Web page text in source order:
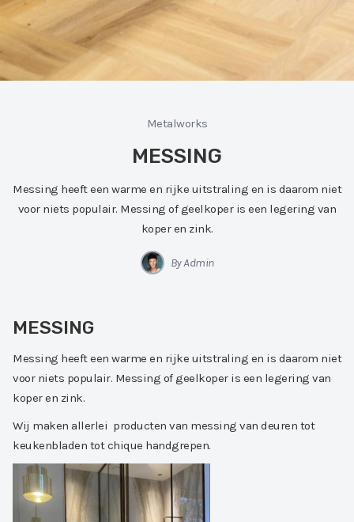
Metalworks
MESSING
Messing heeft een warme en rijke uitstraling en is daarom niet
voor niets populair. Messing of geelkoper is een legering van
koper en zink.
By Admin
MESSING
Messing heeft een warme en rijke uitstraling en is daarom niet
voor niets populair. Messing of geelkoper is een legering van
koper en zink.
Wij maken allerlei producten van messing van deuren tot
keukenbladen tot chique handgrepen.